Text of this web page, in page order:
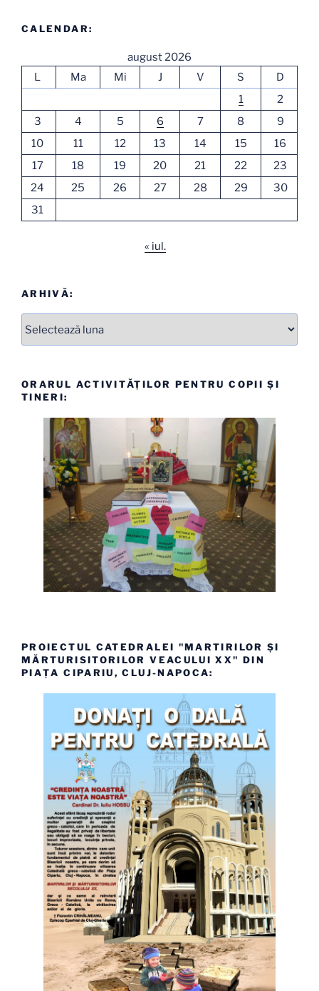
CALENDAR:
august 2026
L
Ma Mi J V S
D
1
2
3
4 5 6 7 8
9
10
11 12 13 14 15
16
17
18 19 20 21 22
23
24
25 26 27 28 29
30
31
« iul.
ARHIVĂ:
ORARUL ACTIVITĂȚILOR PENTRU COPII ȘI
TINERI:
PROIECTUL CATEDRALEI "MARTIRILOR ȘI
MĂRTURISITORILOR VEACULUI XX" DIN
PIAȚA CIPARIU, CLUJ-NAPOCA: